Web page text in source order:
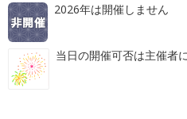
2026年は開催しません
当日の開催可否は主催者